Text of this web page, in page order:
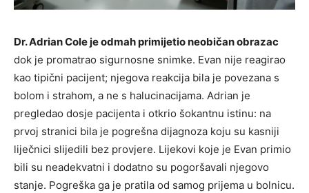
Dr. Adrian Cole je odmah primijetio neobičan obrazac
dok je promatrao sigurnosne snimke. Evan nije reagirao
kao tipični pacijent; njegova reakcija bila je povezana s
bolom i strahom, a ne s halucinacijama. Adrian je
pregledao dosje pacijenta i otkrio šokantnu istinu: na
prvoj stranici bila je pogrešna dijagnoza koju su kasniji
liječnici slijedili bez provjere. Lijekovi koje je Evan primio
bili su neadekvatni i dodatno su pogoršavali njegovo
stanje. Pogreška ga je pratila od samog prijema u bolnicu.